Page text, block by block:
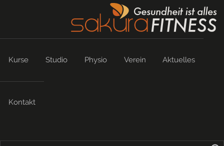
Kurse Studio Physio Verein Aktuelles
Kontakt